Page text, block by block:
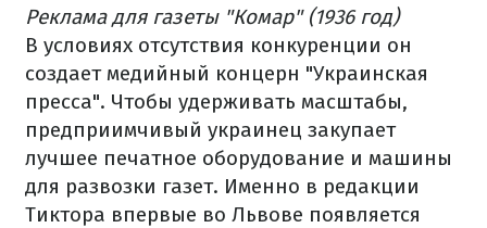
Реклама для газеты "Комар" (1936 год)
В условиях отсутствия конкуренции он
создает медийный концерн "Украинская
пресса". Чтобы удерживать масштабы,
предприимчивый украинец закупает
лучшее печатное оборудование и машины
для развозки газет. Именно в редакции
Тиктора впервые во Львове появляется